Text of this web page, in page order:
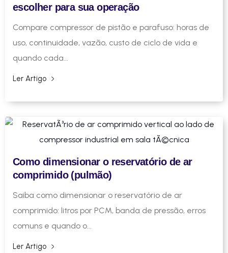
escolher para sua operação
Compare compressor de pistão e parafuso: horas de
uso, continuidade, vazão, custo de ciclo de vida e
quando cada...
Ler Artigo
Como dimensionar o reservatório de ar
comprimido (pulmão)
Saiba como dimensionar o reservatório de ar
comprimido: litros por PCM, banda de pressão, erros
comuns e quando o...
Ler Artigo